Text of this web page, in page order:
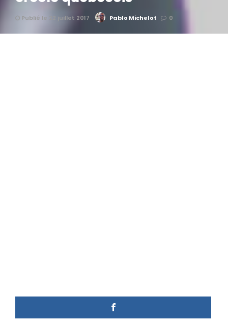
Publié le 22 juillet 2017 Pablo Michelot 0